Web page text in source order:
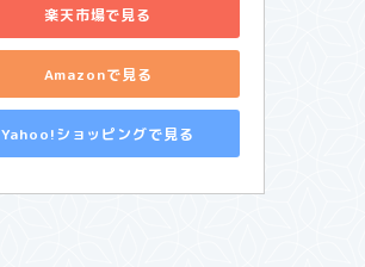
楽天市場で見る
Amazonで見る
Yahoo!ショッピングで見る